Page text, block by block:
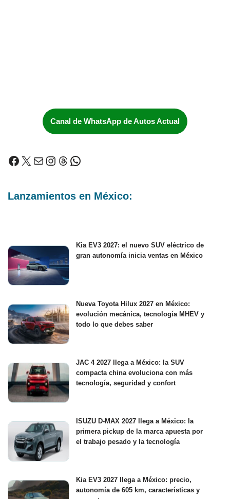
Canal de WhatsApp de Autos Actual
Lanzamientos en México:
Kia EV3 2027: el nuevo SUV eléctrico de
gran autonomía inicia ventas en México
Nueva Toyota Hilux 2027 en México:
evolución mecánica, tecnología MHEV y
todo lo que debes saber
JAC 4 2027 llega a México: la SUV
compacta china evoluciona con más
tecnología, seguridad y confort
ISUZU D-MAX 2027 llega a México: la
primera pickup de la marca apuesta por
el trabajo pesado y la tecnología
Kia EV3 2027 llega a México: precio,
autonomía de 605 km, características y